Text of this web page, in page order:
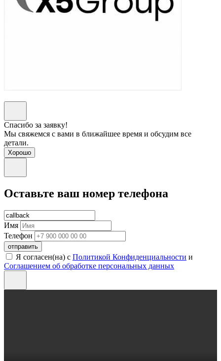
Спасибо за заявку!
Мы свяжемся с вами в ближайшее время и обсудим все
детали.
Хорошо
Оставьте ваш номер телефона
Имя
Телефон
отправить
Я согласен(на) с Политикой Конфиденциальности и
Соглашением об обработке персональных данных